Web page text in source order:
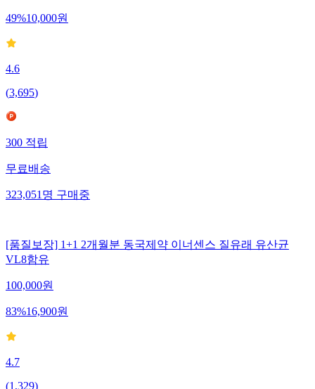
49%10,000원
4.6
(3,695)
300적립
무료배송
323,051명구매중
[품질보장] 1+1 2개월분 동국제약 이너센스 질유래 유산균
VL8함유
100,000원
83%16,900원
4.7